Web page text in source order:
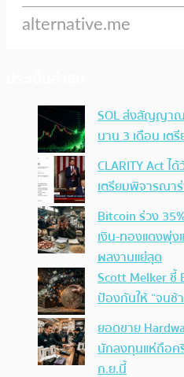
SOL ส่งสัญญาณ
นาน 3 เดือน เต
CLARITY Act
เตรียมพิจารณา
Bitcoin ร่วง
เงิน-ทองแดงพุ่
ผลงานแย่สุด
Scott Melker ชี้
ป้องกันให้ “จนช้
ยอดขาย
นักลงทุนแห่ถือค
ก.ย.นี้